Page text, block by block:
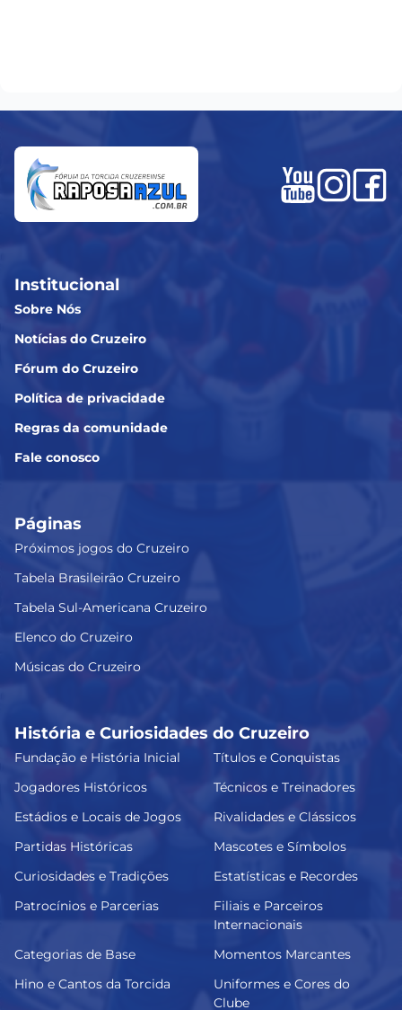
Institucional
Sobre Nós
Notícias do Cruzeiro
Fórum do Cruzeiro
Política de privacidade
Regras da comunidade
Fale conosco
Páginas
Próximos jogos do Cruzeiro
Tabela Brasileirão Cruzeiro
Tabela Sul-Americana Cruzeiro
Elenco do Cruzeiro
Músicas do Cruzeiro
História e Curiosidades do Cruzeiro
Fundação e História Inicial
Títulos e Conquistas
Jogadores Históricos
Técnicos e Treinadores
Estádios e Locais de Jogos
Rivalidades e Clássicos
Partidas Históricas
Mascotes e Símbolos
Curiosidades e Tradições
Estatísticas e Recordes
Patrocínios e Parcerias
Filiais e Parceiros
Internacionais
Categorias de Base
Momentos Marcantes
Hino e Cantos da Torcida
Uniformes e Cores do
Clube